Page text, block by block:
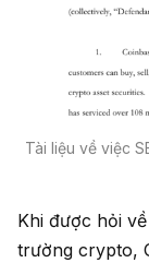
Tài liệu về việc
Khi được hỏi
trường crypto,